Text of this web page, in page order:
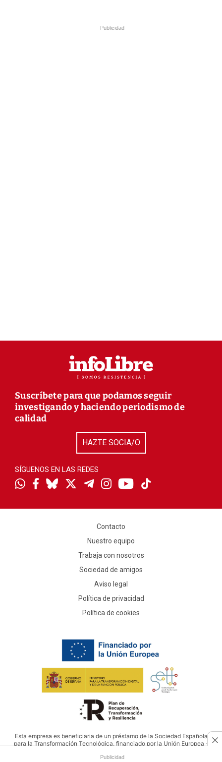
Publicidad
Publicidad
Suscríbete para que podamos seguir
investigando y haciendo periodismo de
calidad
HAZTE SOCIA/O
SÍGUENOS EN LAS REDES
Contacto
Nuestro equipo
Trabaja con nosotros
Sociedad de amigos
Aviso legal
Política de privacidad
Política de cookies
Esta empresa es beneficiaria de un préstamo de la Sociedad Española
para la Transformación Tecnológica, financiado por la Unión Europea -